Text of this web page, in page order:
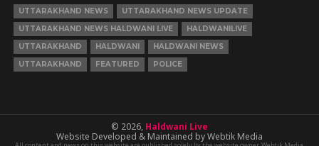
UTTARAKHAND NEWS
UTTARAKHAND NEWS UPDATE
UTTARAKHAND NEWS HALDWANI LIVE
HALDWANILIVE
UTTARAKHAND
HALDWANI
HALDWANI NEWS
UTTARAKHAND
FEATURED POLICE
© 2026, Haldwani Live
Website Developed & Maintained by Webtik Media